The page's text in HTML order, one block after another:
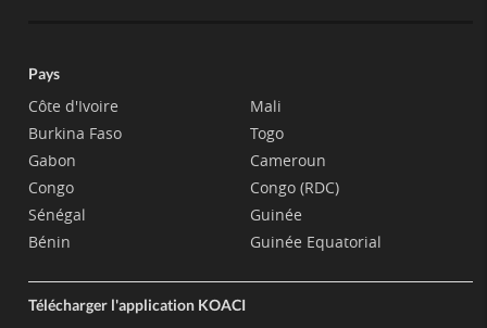
Pays
Côte d'Ivoire
Burkina Faso
Gabon
Congo
Sénégal
Bénin
Mali
Togo
Cameroun
Congo (RDC)
Guinée
Guinée Equatorial
Télécharger l'application KOACI